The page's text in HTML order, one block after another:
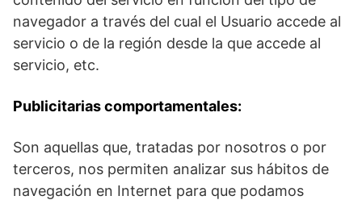
navegador a través del cual el Usuario accede al
servicio o de la región desde la que accede al
servicio, etc.
Publicitarias comportamentales:
Son aquellas que, tratadas por nosotros o por
terceros, nos permiten analizar sus hábitos de
navegación en Internet para que podamos